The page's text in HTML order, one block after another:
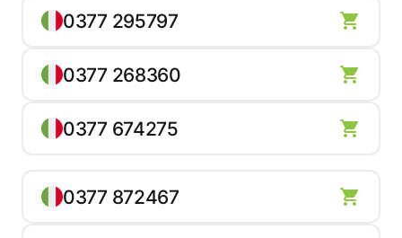
0377 295797
0377 268360
0377 674275
0377 872467